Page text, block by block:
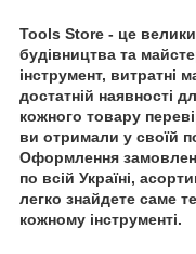
Tools Store - це
будівництва та
інструмент, витратні
достатній наявності
кожного товару
ви отримали у своїй
Оформлення
по всій Україні,
легко знайдете саме
кожному інструменті.